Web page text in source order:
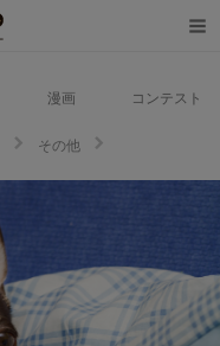
漫画 コンテスト
その他